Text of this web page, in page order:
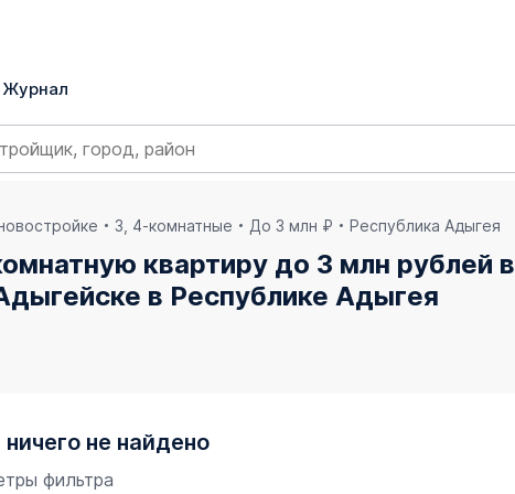
Журнал
3, 4-комнатные До 3 млн ₽ Республика Адыгея
квартиру до 3 млн рублей в
в Республике Адыгея
не найдено
фильтра